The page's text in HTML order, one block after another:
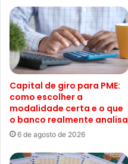
Capital de giro para PME:
como escolher a
modalidade certa e o que
o banco realmente analisa
6 de agosto de 2026